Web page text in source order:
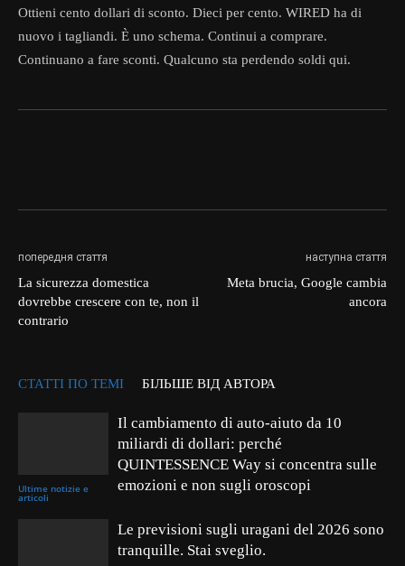
Ottieni cento dollari di sconto. Dieci per cento. WIRED ha di
nuovo i tagliandi. È uno schema. Continui a comprare.
Continuano a fare sconti. Qualcuno sta perdendo soldi qui.
попередня стаття
La sicurezza domestica
dovrebbe crescere con te, non il
contrario
наступна стаття
Meta brucia, Google cambia
ancora
СТАТТІ ПО ТЕМІ БІЛЬШЕ ВІД АВТОРА
Ultime notizie e
articoli
Il cambiamento di auto-aiuto da 10
miliardi di dollari: perché
QUINTESSENCE Way si concentra sulle
emozioni e non sugli oroscopi
Le previsioni sugli uragani del 2026 sono
tranquille. Stai sveglio.